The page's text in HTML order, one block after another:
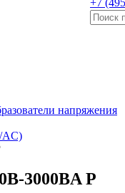
+7
напряжения
AC)
3000BA Р